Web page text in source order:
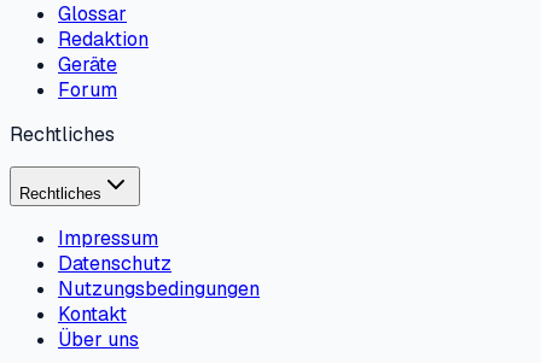
Glossar
Redaktion
Geräte
Forum
Rechtliches
Rechtliches
Impressum
Datenschutz
Nutzungsbedingungen
Kontakt
Über uns